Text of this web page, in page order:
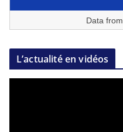
Data from
L’actualité en vidéos